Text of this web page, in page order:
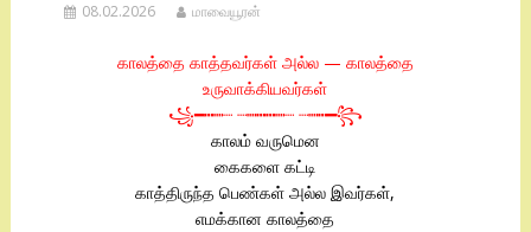
08.02.2026 மாவையூரன்
காலத்தை காத்தவர்கள் அல்ல — காலத்தை
உருவாக்கியவர்கள்
꧁‌━┅┉┈ ┈┉┅┅┉┈ ┈┉┅━꧂
காலம் வருமென
கைகளை கட்டி
காத்திருந்த பெண்கள் அல்ல இவர்கள்,
எமக்கான காலத்தை